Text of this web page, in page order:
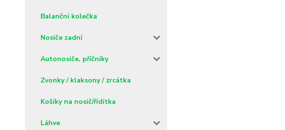
Balanční kolečka
Nosiče zadní
Autonosiče, příčníky
Zvonky / klaksony / zrcátka
Košíky na nosič/řídítka
Láhve